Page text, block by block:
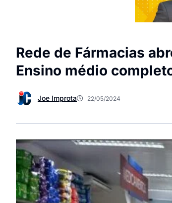
Rede de Fármacias
Ensino médio
Joe Improta 22/05/2024